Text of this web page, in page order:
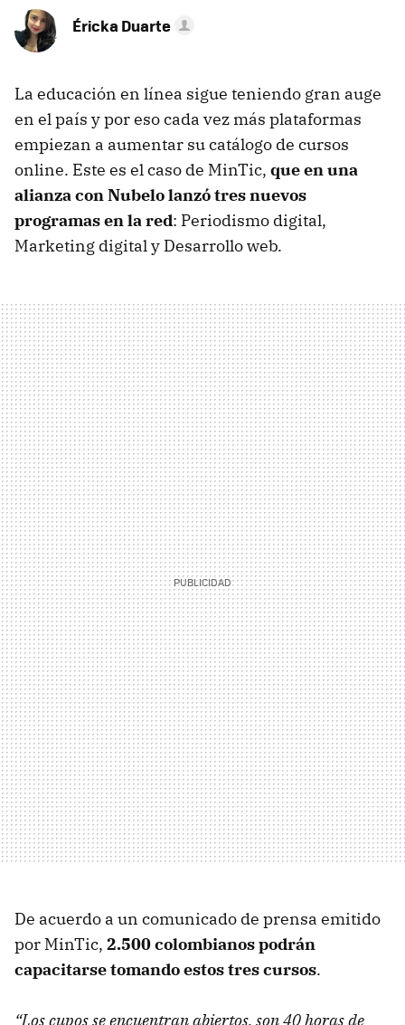
Éricka Duarte
La educación en línea sigue teniendo gran auge
en el país y por eso cada vez más plataformas
empiezan a aumentar su catálogo de cursos
online. Este es el caso de MinTic, que en una
alianza con Nubelo lanzó tres nuevos
programas en la red: Periodismo digital,
Marketing digital y Desarrollo web.
De acuerdo a un comunicado de prensa emitido
por MinTic, 2.500 colombianos podrán
capacitarse tomando estos tres cursos.
“Los cupos se encuentran abiertos, son 40 horas de